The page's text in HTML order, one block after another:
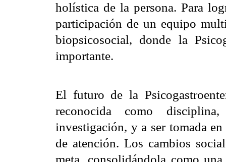
holística de la persona. Para
participación de un equipo
biopsicosocial, donde la
importante.
El futuro de la
reconocida como
investigación, y a ser tomada
de atención. Los cambios